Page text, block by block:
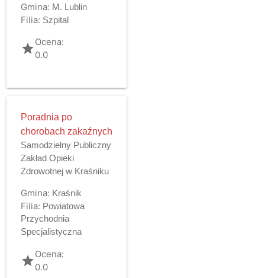
Gmina: M. Lublin
Filia: Szpital
gradeOcena:
0.0
Poradnia po
chorobach zakaźnych
Samodzielny Publiczny
Zakład Opieki
Zdrowotnej w Kraśniku
Gmina: Kraśnik
Filia: Powiatowa
Przychodnia
Specjalistyczna
gradeOcena:
0.0